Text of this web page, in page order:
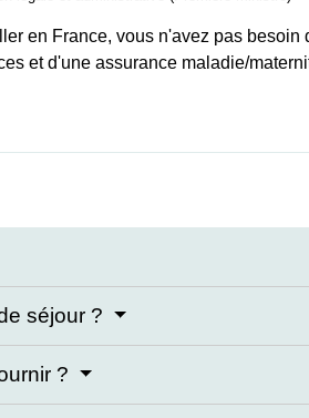
en France, vous n'avez pas
et d'une assurance maladie/
séjour ?
?